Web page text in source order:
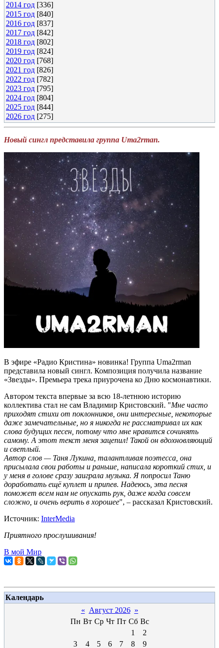
2014 год [336]
2015 год [840]
2016 год [837]
2017 год [842]
2018 год [802]
2019 год [824]
2020 год [768]
2021 год [826]
2022 год [782]
2023 год [795]
2024 год [804]
2025 год [844]
2026 год [275]
Новый сингл представила группа Uma2rman.
В эфире «Радио Кристина» новинка! Группа Uma2rman
представила новый сингл. Композиция получила название
«Звезды». Премьера трека приурочена ко Дню космонавтики.
Автором текста впервые за всю 18-летнюю историю
коллектива стал не сам Владимир Кристовский. "Мне часто
приходят стихи от поклонников, они интересные, некоторые
даже замечательные, но я никогда не рассматривал их как
слова будущих песен, потому что мне нравится сочинять
самому. А этот текст меня зацепил! Такой он вдохновляющий
и светлый.
Автор слов — Таня Лукина, талантливая поэтесса, она
присылала свои работы и раньше, написала короткий стих, и
у меня в голове сразу заиграла музыка. Я попросил Таню
доработать ещё куплет и припев. Надеюсь, эта песня
поможет всем нам не опускать рук, даже когда совсем
сложно, и очень верить в хорошее", – рассказал Кристовский.
Источник: InterMedia
Приятного прослушивания!
В мой Мир
Календарь
« Август 2026 »
Пн Вт Ср Чт Пт Сб Вс
1
2
3
4 5 6 7 8 9